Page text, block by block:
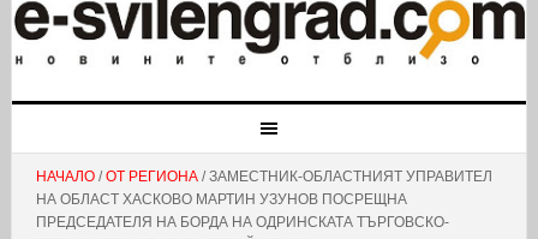
НАЧАЛО/ОТ РЕГИОНА/ ЗАМЕСТНИК-ОБЛАСТНИЯТ УПРАВИТЕЛ
НА ОБЛАСТ ХАСКОВО МАРТИН УЗУНОВ ПОСРЕЩНА
ПРЕДСЕДАТЕЛЯ НА БОРДА НА ОДРИНСКАТА ТЪРГОВСКО-